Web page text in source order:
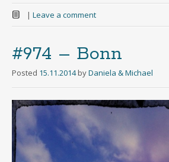
| Leave a comment
#974 – Bonn
Posted 15.11.2014 byDaniela & Michael